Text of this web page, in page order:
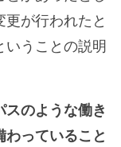
が行われたと
いうことの説明
スのような働き
わっていること